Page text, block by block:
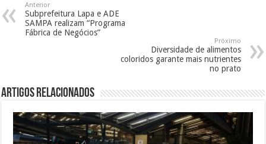
Anterior
Subprefeitura Lapa e ADE
SAMPA realizam “Programa
Fábrica de Negócios”
Próximo
Diversidade de alimentos
coloridos garante mais nutrientes
no prato
Artigos Relacionados